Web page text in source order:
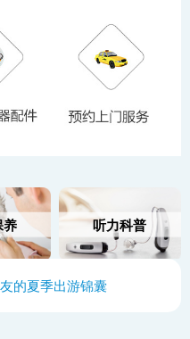
养 听力科普
的夏季出游锦囊